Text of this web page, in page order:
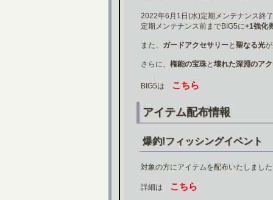
2022年6月1日(水)定期メンテナンス終
定期メンテナンス前までBIG5に+1強化
また、 ガードアクセサリーと 聖なる光が
さらに、 権能の宝珠と 壊れた深淵のア
BIG5は こちら
アイテム配布情報
爆釣!フィッシングイベント
対象の方にアイテムを配布いたしまし
詳細は こちら